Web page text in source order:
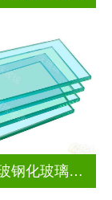
云雾超白玻钢化玻璃隔断